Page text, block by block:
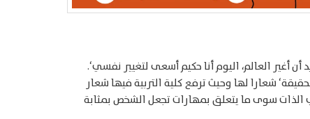
أغير العالم، اليوم أنا حكيم أسعى لتغيير نفسي‘.
شعارا لها وحيث ترفع كلية التربية فيها شعار
الذات سوى ما يتعلق بمهارات تجعل الشخص بمثابة